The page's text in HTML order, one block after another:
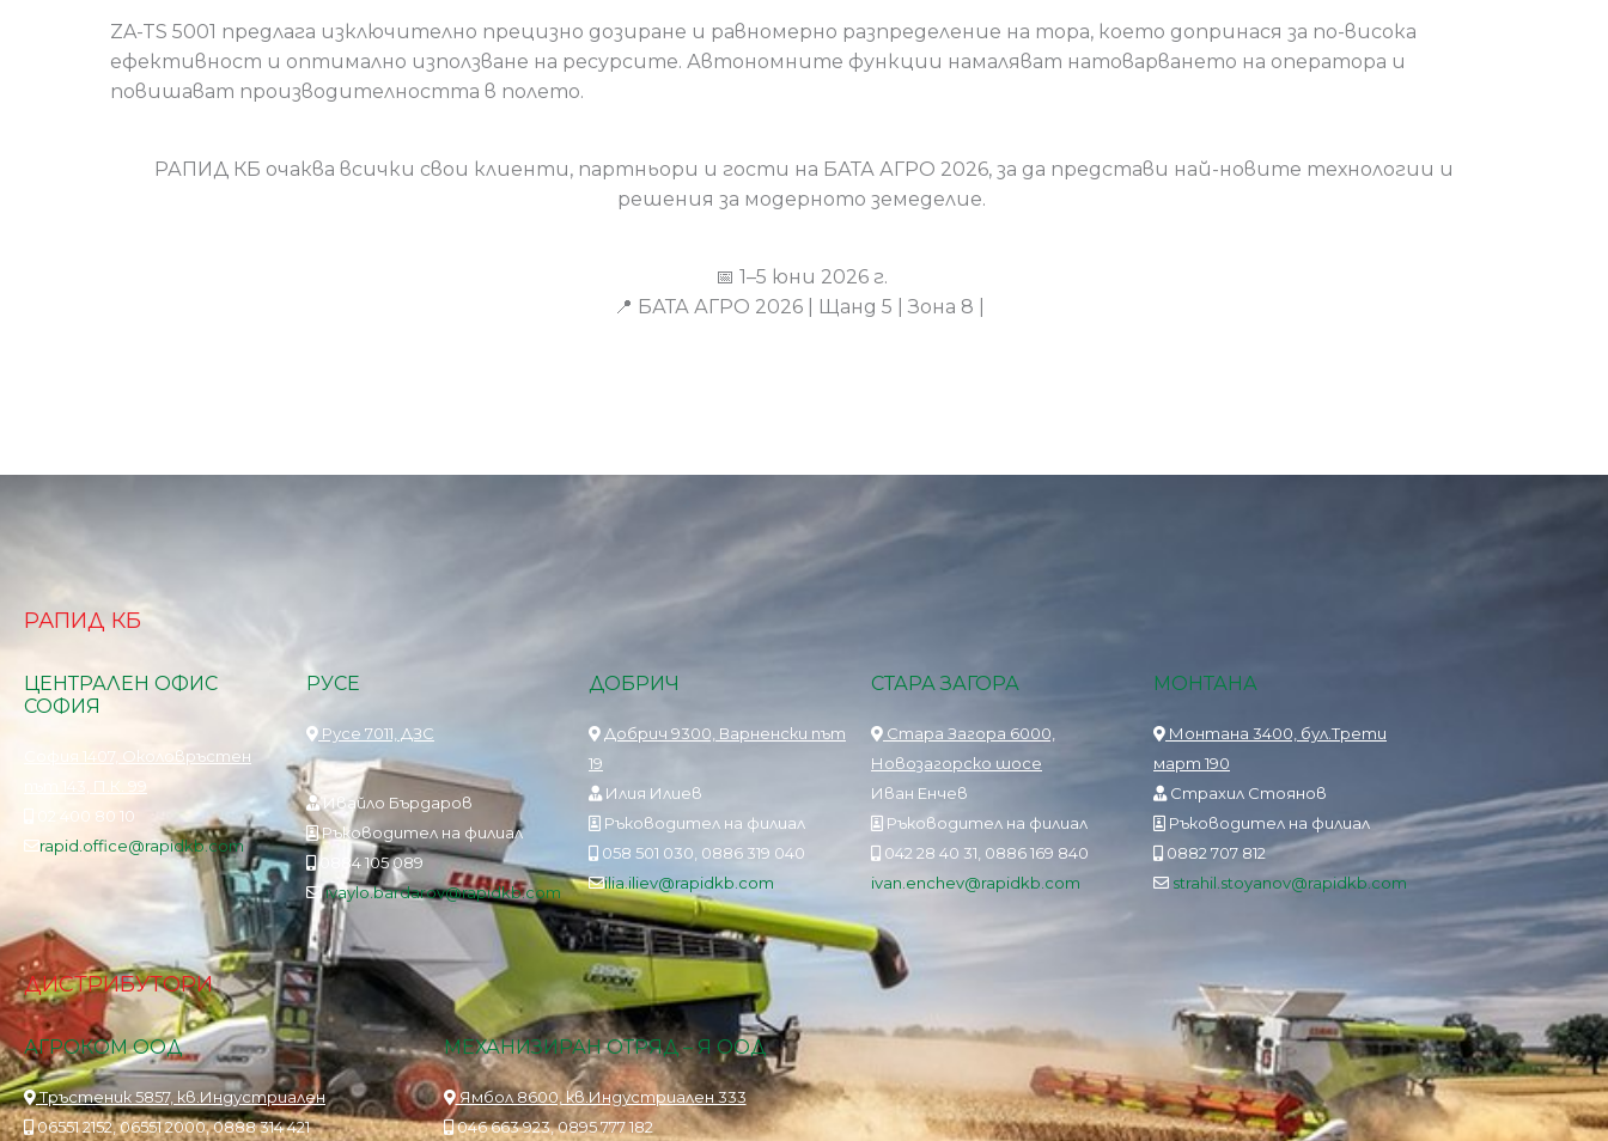
ZA-TS 5001 предлага изключително прецизно дозиране и равномерно разпределение на тора, което допринася за по-висока
ефективност и оптимално използване на ресурсите. Автономните функции намаляват натоварването на оператора и
повишават производителността в полето.
РАПИД КБ очаква всички свои клиенти, партньори и гости на БАТА АГРО 2026, за да представи най-новите технологии и
решения за модерното земеделие.
📅 1–5 юни 2026 г.
📍 БАТА АГРО 2026 | Щанд 5 | Зона 8 |
РАПИД КБ
ЦЕНТРАЛЕН ОФИС
СОФИЯ
София 1407, Околовръстен
път 143, П.К. 99
02 400 80 10
rapid.office@rapidkb.com
РУСЕ
Русе 7011, ДЗС
Ивайло Бърдаров
Ръководител на филиал
0884 105 089
ivaylo.bardarov@rapidkb.com
ДОБРИЧ
Добрич 9300, Варненски път
19
Илия Илиев
Ръководител на филиал
058 501 030, 0886 319 040
ilia.iliev@rapidkb.com
СТАРА ЗАГОРА
Стара Загора 6000,
Новозагорско шосе
Иван Енчев
Ръководител на филиал
042 28 40 31, 0886 169 840
ivan.enchev@rapidkb.com
МОНТАНА
Монтана 3400, бул.Трети
март 190
Страхил Стоянов
Ръководител на филиал
0882 707 812
strahil.stoyanov@rapidkb.com
ДИСТРИБУТОРИ
АГРОКОМ ООД
Тръстеник 5857, кв.Индустриален
06551 2152, 06551 2000, 0888 314 421
МЕХАНИЗИРАН ОТРЯД – Я ООД
Ямбол 8600, кв.Индустриален 333
046 663 923, 0895 777 182